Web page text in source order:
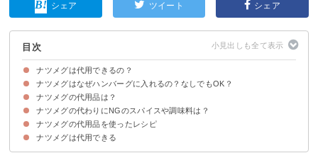
シェア ツイート シェア
目次
ナツメグは代用できるの？
ナツメグはなぜハンバーグに入れるの？なしでもOK？
ナツメグをハンバーグに入れる理由・効果
ハンバーグに入れるナツメグの分量
ナツメグの代用品は？
①赤ワイン
②にんにく
③生姜
④こしょう
⑤ターメリック
⑥パプリカパウダー
⑦タマネギ
⑧牛乳
⑨ハーブ類
ナツメグの代わりにNGのスパイスや調味料は？
①シナモン
②クミン
③パン粉
ナツメグの代用品を使ったレシピ
①ハンバーグ
②ロールキャベツ
③メンチカツ
ナツメグは代用できる